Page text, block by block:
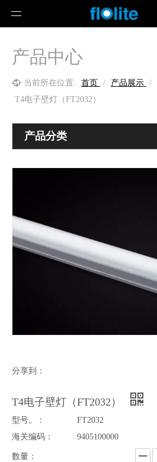
产品中心
当前所在位置: 首页 / 产品展示 /
T4电子壁灯（FT2032）
产品分类
分享到：
T4电子壁灯（FT2032）
型号。：
FT2032
海关编码：
9405100000
数量：